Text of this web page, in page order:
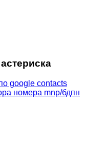
google contacts
номера mnp/бдпн